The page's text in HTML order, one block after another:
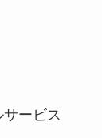
ービス